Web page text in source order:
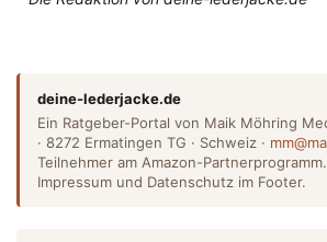
deine-lederjacke.de
Ein Ratgeber-Portal von Maik Möhring
· 8272 Ermatingen TG · Schweiz ·
Teilnehmer am Amazon-
Impressum und Datenschutz im Footer.